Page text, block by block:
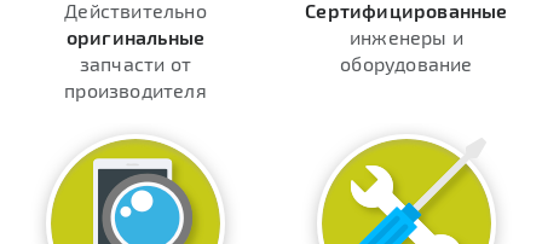
Действительно
оригинальные
запчасти от
производителя
Сертифицированные
инженеры и
оборудование